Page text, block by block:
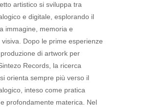
artistico si sviluppa tra
e digitale, esplorando il
immagine, memoria e
visiva. Dopo le prime esperienze
di artwork per
Records, la ricerca
orienta sempre più verso il
inteso come pratica
profondamente materica. Nel